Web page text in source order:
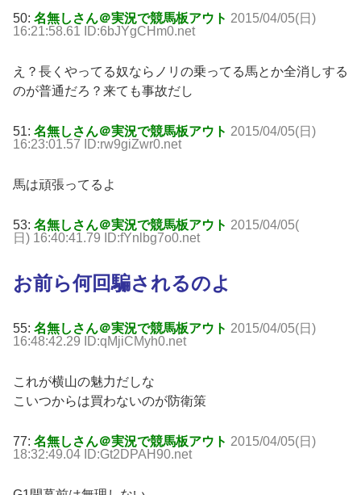
50: 名無しさん＠実況で競馬板アウト 2015/04/05(日)
16:21:58.61 ID:6bJYgCHm0.net
え？長くやってる奴ならノリの乗ってる馬とか全消しする
のが普通だろ？来ても事故だし
51: 名無しさん＠実況で競馬板アウト 2015/04/05(日)
16:23:01.57 ID:rw9giZwr0.net
馬は頑張ってるよ
53: 名無しさん＠実況で競馬板アウト 2015/04/05(
日) 16:40:41.79 ID:fYnlbg7o0.net
お前ら何回騙されるのよ
55: 名無しさん＠実況で競馬板アウト 2015/04/05(日)
16:48:42.29 ID:qMjiCMyh0.net
これが横山の魅力だしな
こいつからは買わないのが防衛策
77: 名無しさん＠実況で競馬板アウト 2015/04/05(日)
18:32:49.04 ID:Gt2DPAH90.net